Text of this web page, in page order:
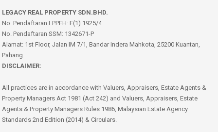
LEGACY REAL PROPERTY SDN.BHD.
No. Pendaftaran LPPEH: E(1) 1925/4
No. Pendaftaran SSM: 1342671-P
Alamat: 1st Floor, Jalan IM 7/1, Bandar Indera Mahkota, 25200 Kuantan,
Pahang.
DISCLAIMER:
All practices are in accordance with Valuers, Appraisers, Estate Agents &
Property Managers Act 1981 (Act 242) and Valuers, Appraisers, Estate
Agents & Property Managers Rules 1986, Malaysian Estate Agency
Standards 2nd Edition (2014) & Circulars.